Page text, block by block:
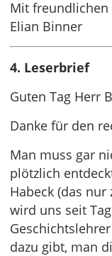
Mit freundlichen
Elian Binner
4. Leserbrief
Guten Tag Herr
Danke für den
Man muss gar
plötzlich
Habeck (das nur
wird uns seit
dazu gibt, man